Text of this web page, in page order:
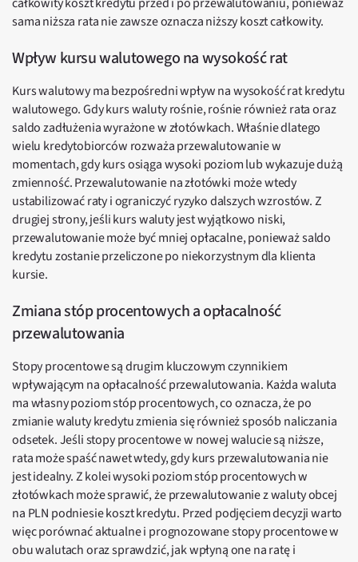
sama niższa rata nie zawsze oznacza niższy koszt całkowity.
Wpływ kursu walutowego na wysokość rat
Kurs walutowy ma bezpośredni wpływ na wysokość rat kredytu
walutowego. Gdy kurs waluty rośnie, rośnie również rata oraz
saldo zadłużenia wyrażone w złotówkach. Właśnie dlatego
wielu kredytobiorców rozważa przewalutowanie w
momentach, gdy kurs osiąga wysoki poziom lub wykazuje dużą
zmienność. Przewalutowanie na złotówki może wtedy
ustabilizować raty i ograniczyć ryzyko dalszych wzrostów. Z
drugiej strony, jeśli kurs waluty jest wyjątkowo niski,
przewalutowanie może być mniej opłacalne, ponieważ saldo
kredytu zostanie przeliczone po niekorzystnym dla klienta
kursie.
Zmiana stóp procentowych a opłacalność
przewalutowania
Stopy procentowe są drugim kluczowym czynnikiem
wpływającym na opłacalność przewalutowania. Każda waluta
ma własny poziom stóp procentowych, co oznacza, że po
zmianie waluty kredytu zmienia się również sposób naliczania
odsetek. Jeśli stopy procentowe w nowej walucie są niższe,
rata może spaść nawet wtedy, gdy kurs przewalutowania nie
jest idealny. Z kolei wysoki poziom stóp procentowych w
złotówkach może sprawić, że przewalutowanie z waluty obcej
na PLN podniesie koszt kredytu. Przed podjęciem decyzji warto
więc porównać aktualne i prognozowane stopy procentowe w
obu walutach oraz sprawdzić, jak wpłyną one na ratę i